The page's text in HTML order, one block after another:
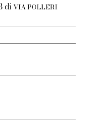
diVIA POLLERI